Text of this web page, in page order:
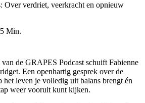
Over verdriet, veerkracht en opnieuw
Min.
de GRAPES Podcast schuift Fabienne
Een openhartig gesprek over de
het leven je volledig uit balans brengt én
weer vooruit kunt kijken.